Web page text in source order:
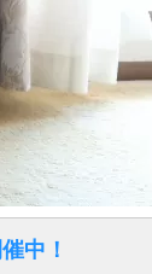
中！